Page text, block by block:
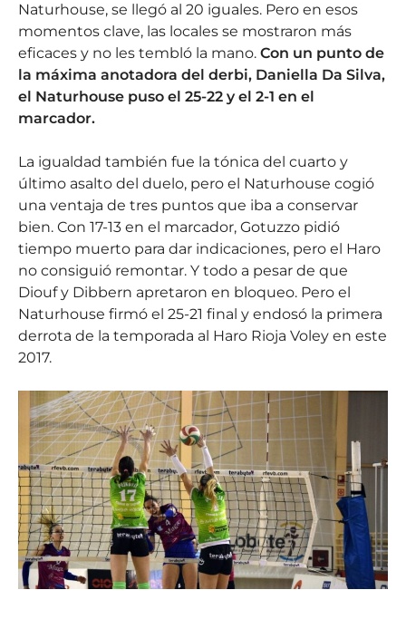
Naturhouse, se llegó al 20 iguales. Pero en esos
momentos clave, las locales se mostraron más
eficaces y no les tembló la mano. Con un punto de
la máxima anotadora del derbi, Daniella Da Silva,
el Naturhouse puso el 25-22 y el 2-1 en el
marcador.
La igualdad también fue la tónica del cuarto y
último asalto del duelo, pero el Naturhouse cogió
una ventaja de tres puntos que iba a conservar
bien. Con 17-13 en el marcador, Gotuzzo pidió
tiempo muerto para dar indicaciones, pero el Haro
no consiguió remontar. Y todo a pesar de que
Diouf y Dibbern apretaron en bloqueo. Pero el
Naturhouse firmó el 25-21 final y endosó la primera
derrota de la temporada al Haro Rioja Voley en este
2017.